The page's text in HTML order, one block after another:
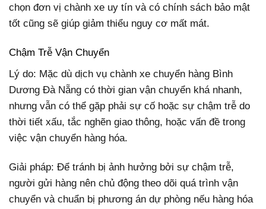
chọn đơn vị chành xe uy tín và có chính sách bảo mật
tốt cũng sẽ giúp giảm thiểu nguy cơ mất mát.
Chậm Trễ Vận Chuyển
Lý do: Mặc dù dịch vụ chành xe chuyển hàng Bình
Dương Đà Nẵng có thời gian vận chuyển khá nhanh,
nhưng vẫn có thể gặp phải sự cố hoặc sự chậm trễ do
thời tiết xấu, tắc nghẽn giao thông, hoặc vấn đề trong
việc vận chuyển hàng hóa.
Giải pháp: Để tránh bị ảnh hưởng bởi sự chậm trễ,
người gửi hàng nên chủ động theo dõi quá trình vận
chuyển và chuẩn bị phương án dự phòng nếu hàng hóa